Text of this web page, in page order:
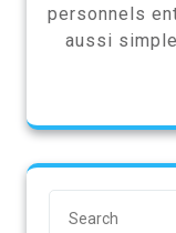
personnels
aussi